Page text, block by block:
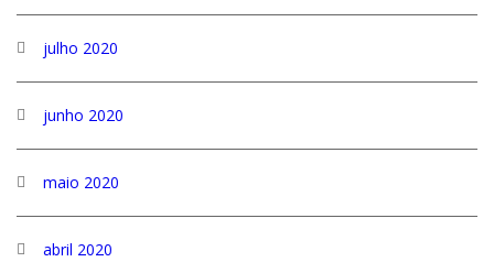
julho 2020
junho 2020
maio 2020
abril 2020